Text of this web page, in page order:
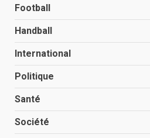
Football
Handball
International
Politique
Santé
Société